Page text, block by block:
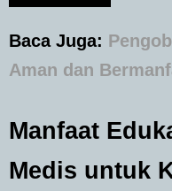
Baca Juga:
Aman dan
Manfaat
Medis untuk